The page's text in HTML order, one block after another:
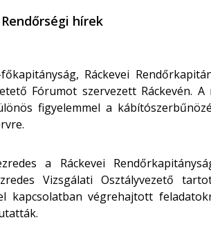
Rendőrségi hírek
Ráckevei
Fórumot szervezett Ráckevén.
figyelemmel a
a Ráckevei
Vizsgálati Osztályvezető
kapcsolatban végrehajtott